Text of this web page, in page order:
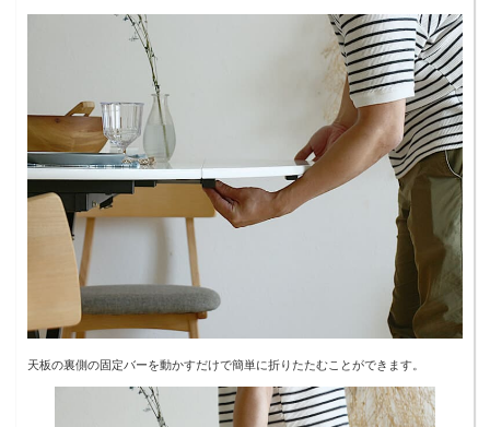
天板の裏側の固定バーを動かすだけで簡単に折りたたむことができます。